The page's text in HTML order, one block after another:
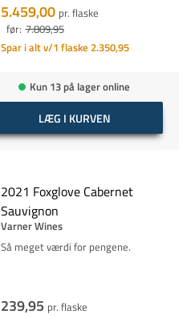
5.459,00 pr. flaske
før: 7.809,95
Spar i alt v/1 flaske 2.350,95
Kun 13 på lager online
LÆG I KURVEN
2021 Foxglove Cabernet
Sauvignon
Varner Wines
Så meget værdi for pengene.
239,95 pr. flaske